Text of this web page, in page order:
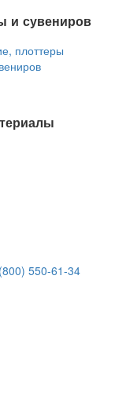
и сувениров
плоттеры
550-61-34